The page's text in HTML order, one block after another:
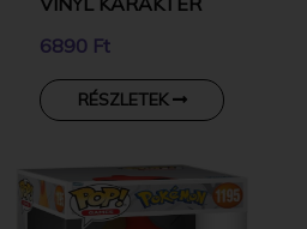
6890 Ft
RÉSZLETEK